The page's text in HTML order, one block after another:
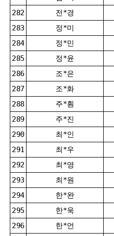
282
전*경
283
정*미
284
정*민
285
정*윤
286
조*은
287
조*화
288
주*훤
289
주*진
290
최*인
291
최*우
292
최*영
293
최*원
294
한*완
295
한*욱
296
한*언